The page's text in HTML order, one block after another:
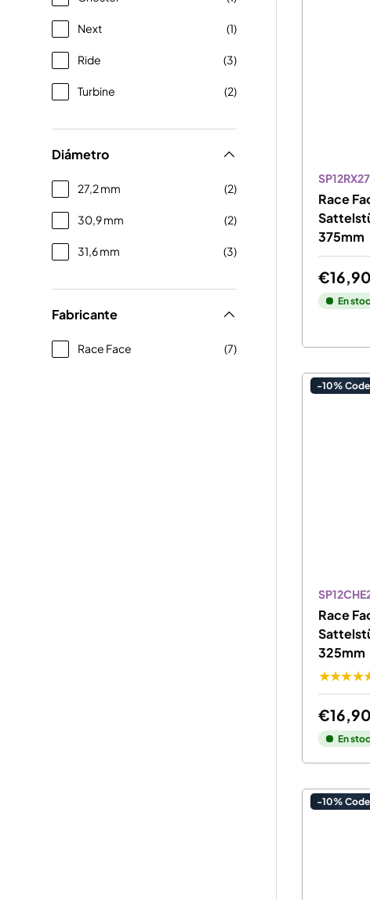
Next (1)
Ride (3)
Turbine (2)
Diámetro
27,2 mm (2)
30,9 mm (2)
31,6 mm (3)
Fabricante
Race Face (7)
Race
375mm
€16,90
En
-10%
Race
325mm
€16,90
En
-10%